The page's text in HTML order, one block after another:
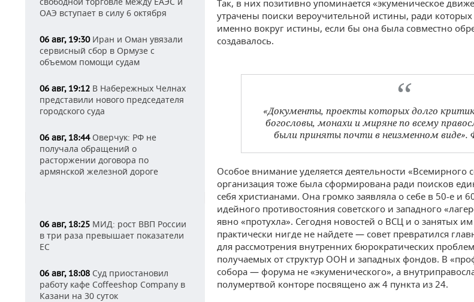
ОАЭ вступает в силу 6 октября
06 авг, 19:30Иран и Оман увязали
сервисный сбор в Ормузе с
объемом помощи судам
06 авг, 19:12 В Набережных Челнах
представили нового председателя
городского суда
06 авг, 18:44Оверчук: РФ не
получала обращений о
расторжении договора по
армянской железной дороге
06 авг, 18:25 МИД: рост ВВП России
в три раза превышает показатели
ЕС
06 авг, 18:08 Суд приостановил
работу кафе Coffeeshop Company в
Казани на 30 суток
Так, в них позитивно упоминается «экуменическое
утрачены поиски вероучительной истины, ради
именно вокруг истины, если бы она была совместно
создавалось.
«Документы, проекты которых долго
богословы, монахи и миряне по всему
были приняты почти в неизменном виде».
Особое внимание уделяется деятельности «Всемирного
организация тоже была сформирована ради поисков
себя христианами. Она громко заявляла о себе в 50-е и
идейного противостояния советского и западного
явно «протухла». Сегодня новостей о ВСЦ и о занятых
практически нигде не найдете — совет превратился
для рассмотрения внутренних бюрократических
получаемых от структур ООН и западных фондов. В
собора — форума не «экуменического», а
полумертвой конторе посвящено аж 4 пункта из 24.